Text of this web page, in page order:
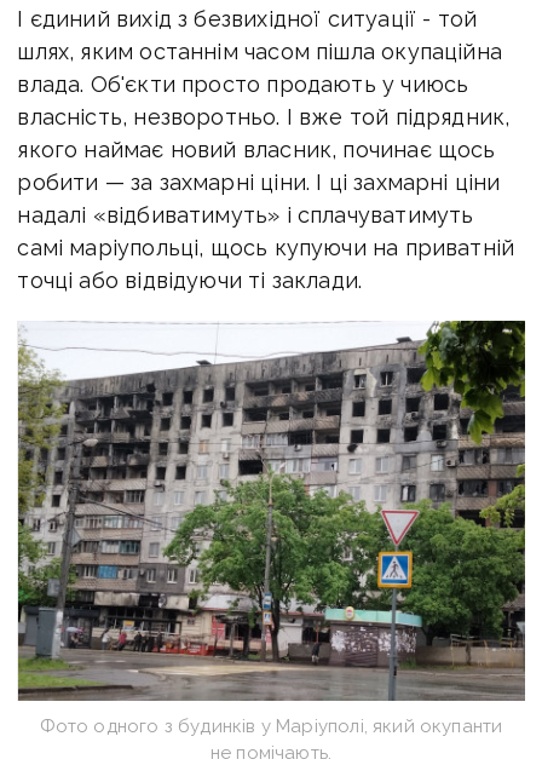
І єдиний вихід з безвихідної ситуації - той
шлях, яким останнім часом пішла окупаційна
влада. Об'єкти просто продають у чиюсь
власність, незворотньо. І вже той підрядник,
якого наймає новий власник, починає щось
робити — за захмарні ціни. І ці захмарні ціни
надалі «відбиватимуть» і сплачуватимуть
самі маріупольці, щось купуючи на приватній
точці або відвідуючи ті заклади.
Фото одного з будинків у Маріуполі, який окупанти
не помічають.